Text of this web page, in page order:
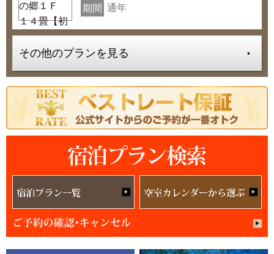
期間 通年
その他のプランを見る